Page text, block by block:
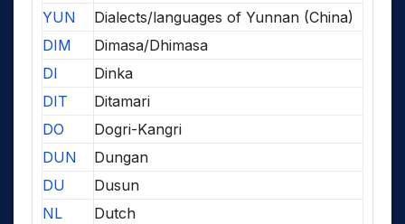
YUN
Dialects/languages of Yunnan (China)
DIM
Dimasa/Dhimasa
DI
Dinka
DIT
Ditamari
DO
Dogri-Kangri
DUN
Dungan
DU
Dusun
NL
Dutch